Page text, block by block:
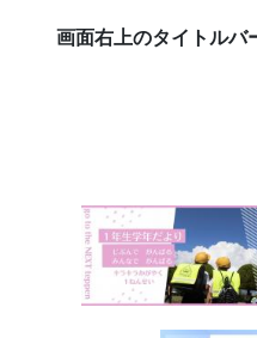
画面右上のタイトルバ